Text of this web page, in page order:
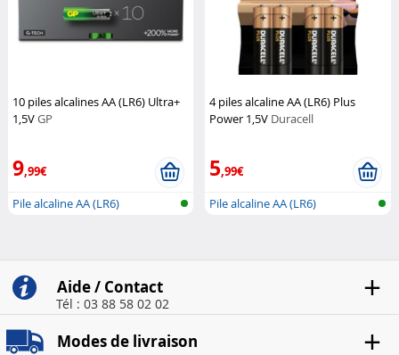
10 piles alcalines AA (LR6) Ultra+
1,5VGP
9,99€
Pile alcaline AA (LR6)
4 piles alcaline AA (LR6) Plus
Power 1,5V Duracell
5,99€
Pile alcaline AA (LR6)
Aide / Contact
Tél : 03 88 58 02 02
Modes de livraison